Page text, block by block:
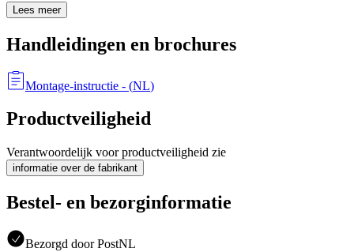
Lees meer
Handleidingen en brochures
Montage-instructie - (NL)
Productveiligheid
Verantwoordelijk voor productveiligheid zie
informatie over de fabrikant
Bestel- en bezorginformatie
Bezorgd door PostNL